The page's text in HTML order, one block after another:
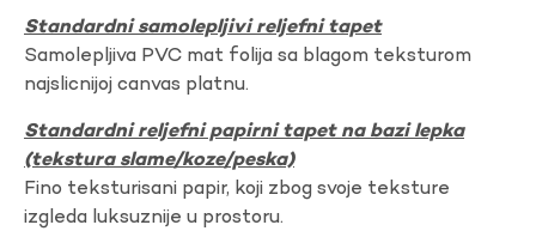
Standardni samolepljivi reljefni tapet
Samolepljiva PVC mat folija sa blagom teksturom
najslicnijoj canvas platnu.
Standardni reljefni papirni tapet na bazi lepka
(tekstura slame/koze/peska)
Fino teksturisani papir, koji zbog svoje teksture
izgleda luksuznije u prostoru.